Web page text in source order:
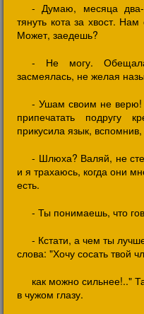
- Думаю, месяца
тянуть кота за хвост.
Может, заедешь?
- Не могу.
засмеялась, не желая
- Ушам своим не
припечатать подругу
прикусила язык,
- Шлюха? Валяй, не
и я трахаюсь, когда они
есть.
- Ты понимаешь, что
- Кстати, а чем ты
слова: "Хочу сосать твой
как можно сильнее!.."
в чужом глазу.